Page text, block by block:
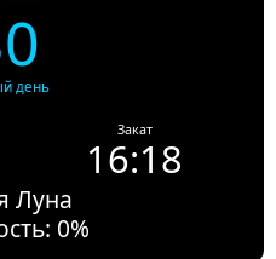
день
Закат
16:18
Луна
0%